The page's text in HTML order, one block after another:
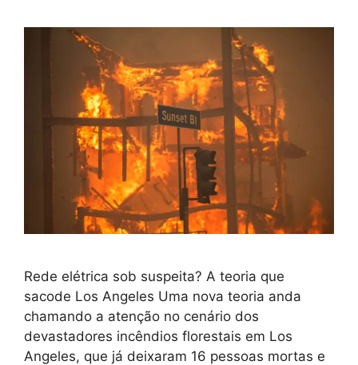
Rede elétrica sob suspeita? A teoria que
sacode Los Angeles Uma nova teoria anda
chamando a atenção no cenário dos
devastadores incêndios florestais em Los
Angeles, que já deixaram 16 pessoas mortas e